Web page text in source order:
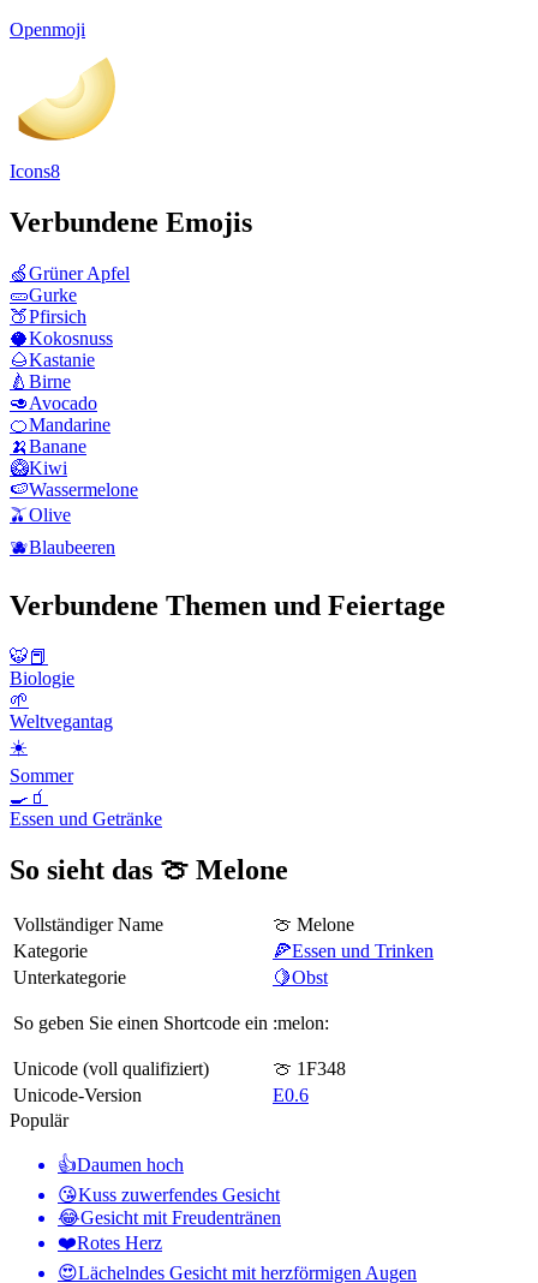
Openmoji
Icons8
Verbundene Emojis
🍏Grüner Apfel
🥒Gurke
🍑Pfirsich
🥥Kokosnuss
🌰Kastanie
🍐 Birne
🥑Avocado
🍊Mandarine
🍌Banane
🥝Kiwi
🍉Wassermelone
🫒Olive
🫐Blaubeeren
Verbundene Themen und Feiertage
🐯📕
Biologie
🌱
Weltvegantag
☀️
Sommer
🍳🧃
Essen und Getränke
So sieht das 🍈 Melone
Vollständiger Name
🍈 Melone
Kategorie
🍕Essen und Trinken
Unterkategorie
🍋Obst
So geben Sie einen Shortcode ein :melon:
Unicode (voll qualifiziert)
🍈 1F348
Unicode-Version
E0.6
Populär
👍Daumen hoch
😘Kuss zuwerfendes Gesicht
😂Gesicht mit Freudentränen
❤️Rotes Herz
😍Lächelndes Gesicht mit herzförmigen Augen